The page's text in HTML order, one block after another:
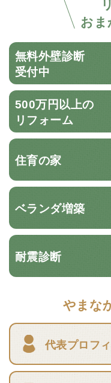
お
無料外壁診断
受付中
500万円以上の
リフォーム
住育の家
ベランダ増築
耐震診断
やまな
代表プロフ